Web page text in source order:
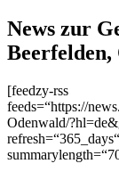
News zur
Beerfelden,
[feedzy-rss
feeds=“https://
Odenwald/